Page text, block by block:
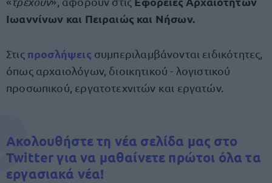
Ιωαννίνων και Πειραιώς και Νήσων.
Στις προσλήψεις συμπεριλαμβάνονται ειδικότητες,
όπως αρχαιολόγων, διοικητικού - λογιστικού
προσωπικού, εργατοτεχνιτών και εργατών.
Ακολουθήστε τη νέα σελίδα μας στο
Twitter για να μαθαίνετε πρώτοι όλα τα
εργασιακά νέα!